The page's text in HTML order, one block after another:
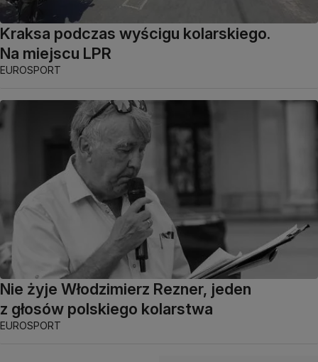
Kraksa podczas wyścigu kolarskiego.
Na miejscu LPR
EUROSPORT
Nie żyje Włodzimierz Rezner, jeden
z głosów polskiego kolarstwa
EUROSPORT